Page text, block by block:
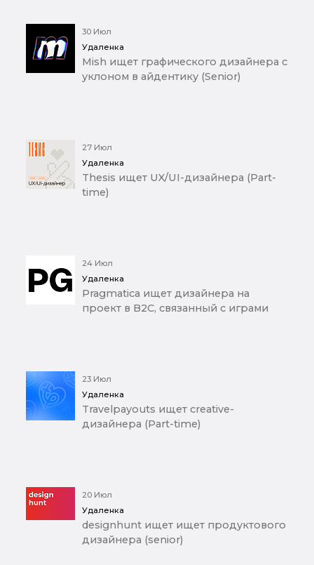
30 Июл
Удаленка
Mish ищет графического дизайнера с
уклоном в айдентику (Senior)
27 Июл
Удаленка
Thesis ищет UX/UI-дизайнера (Part-
time)
24 Июл
Удаленка
Pragmatica ищет дизайнера на
проект в B2C, связанный с играми
23 Июл
Удаленка
Travelpayouts ищет creative-
дизайнера (Part-time)
20 Июл
Удаленка
designhunt ищет ищет продуктового
дизайнера (senior)